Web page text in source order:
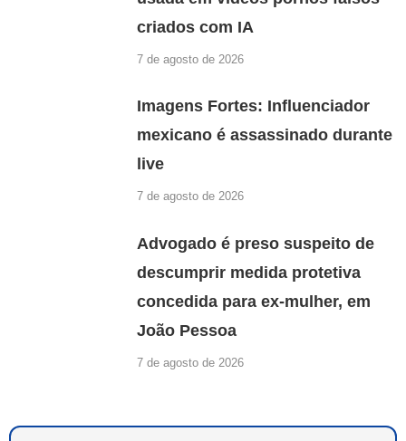
criados com IA
7 de agosto de 2026
Imagens Fortes: Influenciador
mexicano é assassinado durante
live
7 de agosto de 2026
Advogado é preso suspeito de
descumprir medida protetiva
concedida para ex-mulher, em
João Pessoa
7 de agosto de 2026